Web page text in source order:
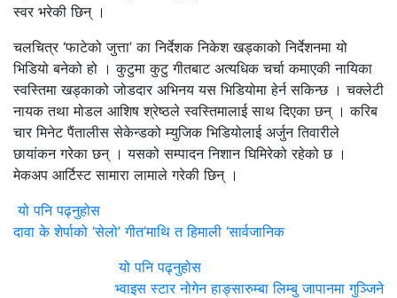
स्वर भरेकी छिन् ।
चलचित्र ‘फाटेको जुत्ता’ का निर्देशक निकेश खड्काको निर्देशनमा यो
भिडियो बनेको हो । कुटुमा कुटु गीतबाट अत्यधिक चर्चा कमाएकी नायिका
स्वस्तिमा खड्काको जोडदार अभिनय यस भिडियोमा हेर्न सकिन्छ । चक्लेटी
नायक तथा मोडल आशिष श्रेष्ठले स्वस्तिमालाई साथ दिएका छन् । करिब
चार मिनेट पैंतालीस सेकेन्डको म्युजिक भिडियोलाई अर्जुन तिवारीले
छायांकन गरेका छन् । यसको सम्पादन निशान घिमिरेको रहेको छ ।
मेकअप आर्टिस्ट सामारा लामाले गरेकी छिन् ।
यो पनि पढ्नुहोस
दावा के शेर्पाको ‘सेलो’ गीत’माथि त हिमाली ‘सार्वजानिक
यो पनि पढ्नुहोस
भ्वाइस स्टार नोगेन हाङ्सारुम्बा लिम्बु जापानमा गुञ्जिने